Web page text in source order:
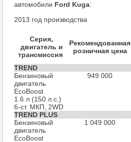
автомобили Ford Kuga:
2013 год производства
Серия,
двигатель и
трансмиссия
Рекомендованная
розничная цена
TREND
Бензиновый
двигатель
EcoBoost
1.6 л (150 л.с.)
6-ст. МКП, 2WD
949 000
TREND PLUS
Бензиновый
двигатель
EcoBoost
1 049 000